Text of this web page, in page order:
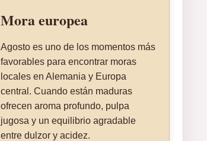
Mora europea
Agosto es uno de los momentos más
favorables para encontrar moras
locales en Alemania y Europa
central. Cuando están maduras
ofrecen aroma profundo, pulpa
jugosa y un equilibrio agradable
entre dulzor y acidez.